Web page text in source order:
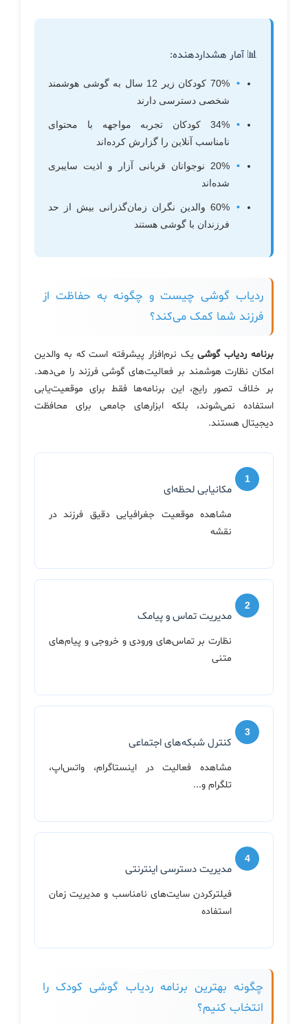
📊 آمار هشداردهنده:
70% کودکان زیر 12 سال به گوشی هوشمند
شخصی دسترسی دارند
34% کودکان تجربه مواجهه با محتوای
نامناسب آنلاین را گزارش کرده‌اند
20% نوجوانان قربانی آزار و اذیت سایبری
شده‌اند
60% والدین نگران زمان‌گذرانی بیش از حد
فرزندان با گوشی هستند
ردیاب گوشی چیست و چگونه به حفاظت از
فرزند شما کمک می‌کند؟
برنامه ردیاب گوشییک نرم‌افزار پیشرفته است که به والدین
امکان نظارت هوشمند بر فعالیت‌های گوشی فرزند را می‌دهد.
بر خلاف تصور رایج، این برنامه‌ها فقط برای موقعیت‌یابی
استفاده نمی‌شوند، بلکه ابزارهای جامعی برای محافظت
دیجیتال هستند.
مکانیابی لحظه‌ای
مشاهده موقعیت جغرافیایی دقیق فرزند در
نقشه
مدیریت تماس و پیامک
نظارت بر تماس‌های ورودی و خروجی و پیام‌های
متنی
کنترل شبکه‌های اجتماعی
مشاهده فعالیت در اینستاگرام، واتس‌اپ،
تلگرام و...
مدیریت دسترسی اینترنتی
فیلترکردن سایت‌های نامناسب و مدیریت زمان
استفاده
چگونه بهترین برنامه ردیاب گوشی کودک را
انتخاب کنیم؟